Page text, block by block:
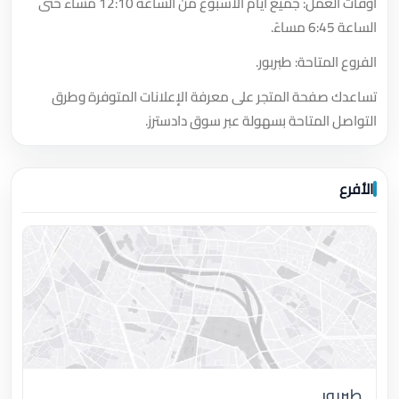
الساعة 6:45 مساءً.
الفروع المتاحة: طبربور.
تساعدك صفحة المتجر على معرفة الإعلانات المتوفرة وطرق
التواصل المتاحة بسهولة عبر سوق دادسترز.
الأفرع